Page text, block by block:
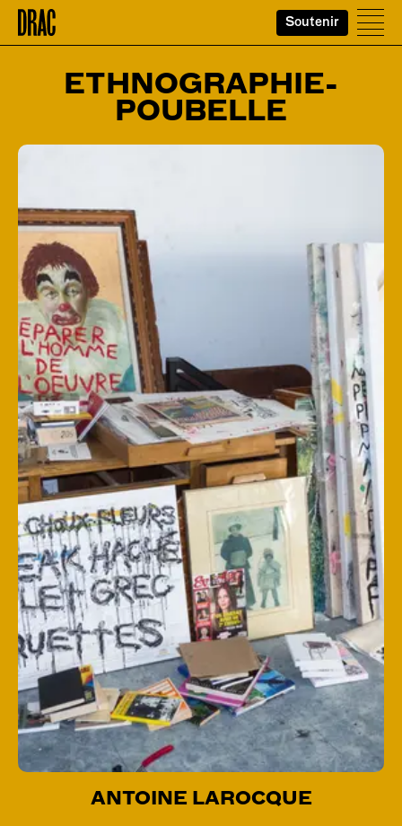
Accueil Soutenir
ETHNOGRAPHIE-
POUBELLE
ANTOINE LAROCQUE